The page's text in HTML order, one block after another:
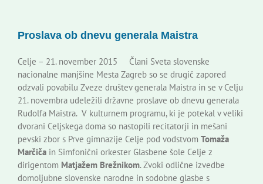
Kontakti
Novi odmev – naše glasilo
Založništvo
Koristne informacije
Proslava ob dnevu generala Maistra
Celje – 21. november 2015 Člani Sveta slovenske
nacionalne manjšine Mesta Zagreb so se drugič zapored
odzvali povabilu Zveze društev generala Maistra in se v Celju
21. novembra udeležili državne proslave ob dnevu generala
Rudolfa Maistra. V kulturnem programu, ki je potekal v veliki
dvorani Celjskega doma so nastopili recitatorji in mešani
pevski zbor s Prve gimnazije Celje pod vodstvom Tomaža
Marčiča in Simfonični orkester Glasbene šole Celje z
dirigentom Matjažem Brežnikom. Zvoki odlične izvedbe
domoljubne slovenske narodne in sodobne glasbe s